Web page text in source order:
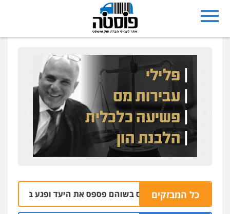
כל המבזקים
הבהרה: רימון רסס בשוהם פספס את היעד ופגע בבית של אזרח